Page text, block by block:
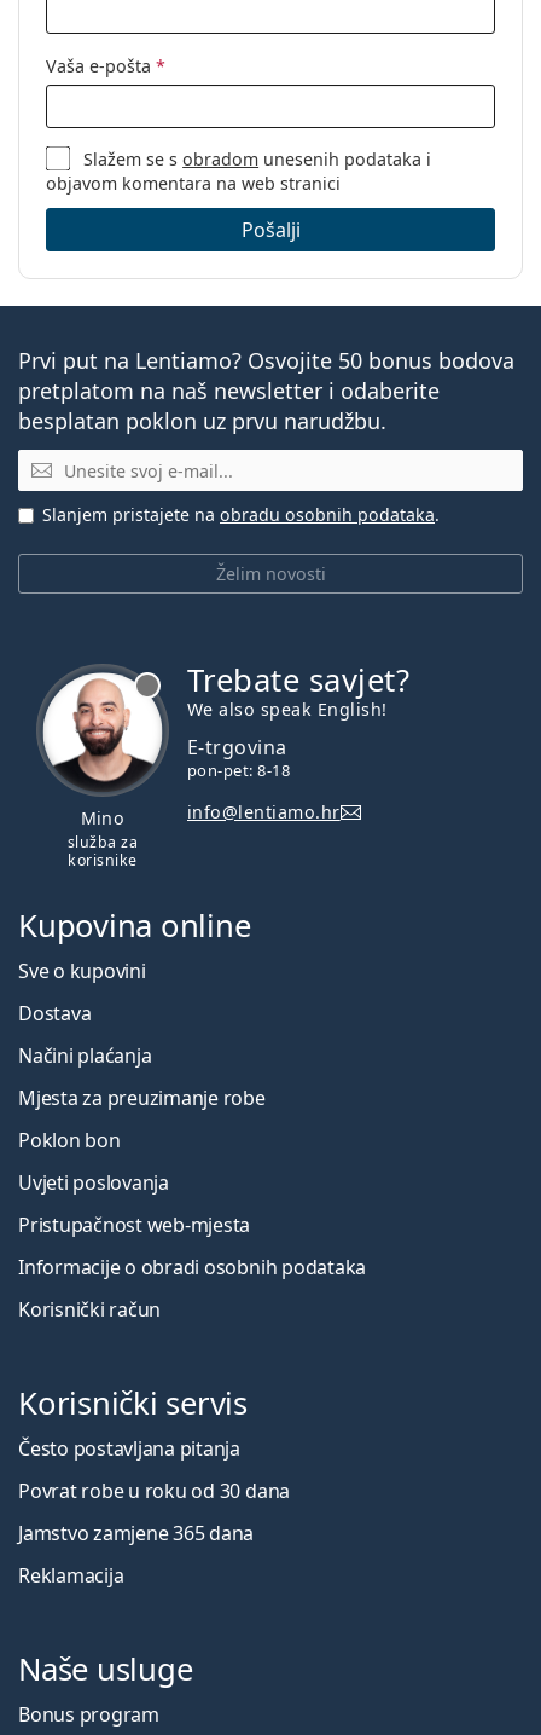
Vaša e-pošta *
Slažem se sobradom unesenih podataka i
objavom komentara na web stranici
Pošalji
Prvi put na Lentiamo? Osvojite 50 bonus bodova
pretplatom na naš newsletter i odaberite
besplatan poklon uz prvu narudžbu.
E-mail
Želim novosti
Slanjem pristajete na obradu osobnih podataka.
Mino
služba za
korisnike
Trebate savjet?
We also speak English!
E-trgovina
pon-pet: 8-18
info@lentiamo.hr
Kupovina online
Sve o kupovini
Dostava
Načini plaćanja
Mjesta za preuzimanje robe
Poklon bon
Uvjeti poslovanja
Pristupačnost web-mjesta
Informacije o obradi osobnih podataka
Korisnički račun
Korisnički servis
Često postavljana pitanja
Povrat robe u roku od 30 dana
Jamstvo zamjene 365 dana
Reklamacija
Naše usluge
Bonus program